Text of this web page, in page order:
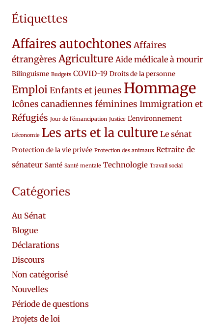
Étiquettes
Affaires autochtones Affaires
étrangères Agriculture Aide médicale à mourir
Bilinguisme Budgets COVID-19 Droits de la personne
EmploiEnfants et jeunes Hommage
Icônes canadiennes féminines Immigration et
Réfugiés Jour de l'émancipation Justice L'environnement
L'économie Les arts et la culture Le sénat
Protection de la vie privée Protection des animaux Retraite de
sénateur Santé Santé mentale Technologie Travail social
Catégories
Au Sénat
Blogue
Déclarations
Discours
Non catégorisé
Nouvelles
Période de questions
Projets de loi